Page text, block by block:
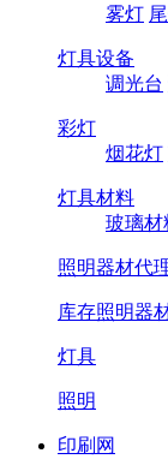
雾灯
灯具设备
调光台
彩灯
烟花灯
灯具材料
玻璃材
照明器材代
库存照明器
灯具
照明
印刷网